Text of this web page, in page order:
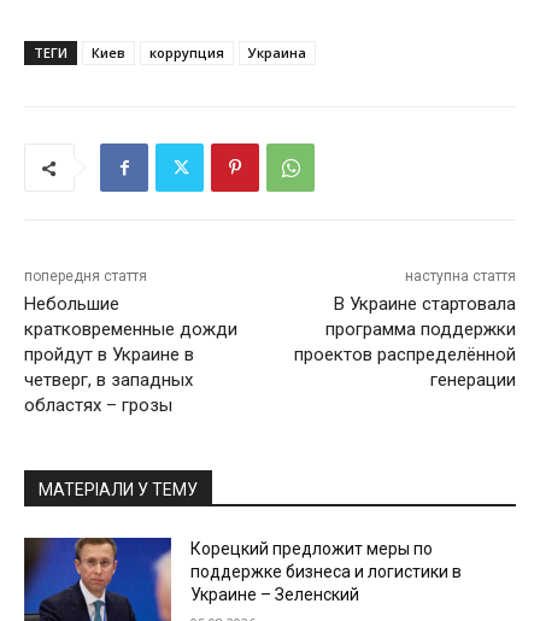
ТЕГИ Киев коррупция Украина
попередня стаття
Небольшие
кратковременные дожди
пройдут в Украине в
четверг, в западных
областях – грозы
наступна стаття
В Украине стартовала
программа поддержки
проектов распределённой
генерации
МАТЕРІАЛИ У ТЕМУ
Корецкий предложит меры по
поддержке бизнеса и логистики в
Украине – Зеленский